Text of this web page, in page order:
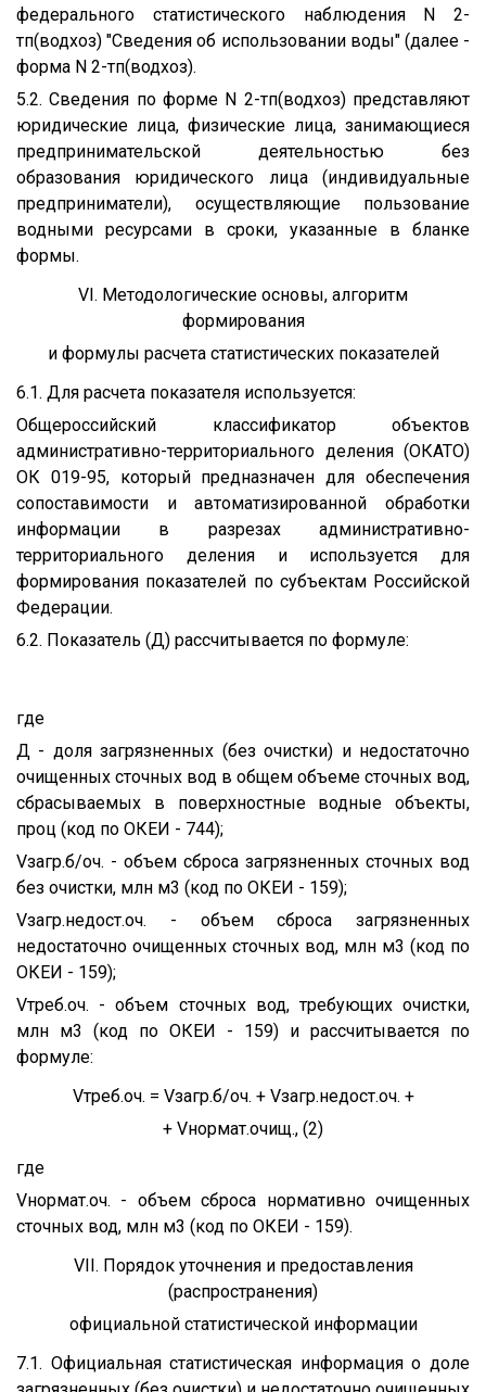
федерального статистического наблюдения N 2-
тп(водхоз) "Сведения об использовании воды" (далее -
форма N 2-тп(водхоз).
5.2. Сведения по форме N 2-тп(водхоз) представляют
юридические лица, физические лица, занимающиеся
предпринимательской деятельностью без
образования юридического лица (индивидуальные
предприниматели), осуществляющие пользование
водными ресурсами в сроки, указанные в бланке
формы.
VI. Методологические основы, алгоритм
формирования
и формулы расчета статистических показателей
6.1. Для расчета показателя используется:
Общероссийский классификатор объектов
административно-территориального деления (ОКАТО)
ОК 019-95, который предназначен для обеспечения
сопоставимости и автоматизированной обработки
информации в разрезах административно-
территориального деления и используется для
формирования показателей по субъектам Российской
Федерации.
6.2. Показатель (Д) рассчитывается по формуле:
где
Д - доля загрязненных (без очистки) и недостаточно
очищенных сточных вод в общем объеме сточных вод,
сбрасываемых в поверхностные водные объекты,
проц (код по ОКЕИ - 744);
Vзагр.б/оч. - объем сброса загрязненных сточных вод
без очистки, млн м3 (код по ОКЕИ - 159);
Vзагр.недост.оч. - объем сброса загрязненных
недостаточно очищенных сточных вод, млн м3 (код по
ОКЕИ - 159);
Vтреб.оч. - объем сточных вод, требующих очистки,
млн м3 (код по ОКЕИ - 159) и рассчитывается по
формуле:
Vтреб.оч. = Vзагр.б/оч. + Vзагр.недост.оч. +
+ Vнормат.очищ., (2)
где
Vнормат.оч. - объем сброса нормативно очищенных
сточных вод, млн м3 (код по ОКЕИ - 159).
VII. Порядок уточнения и предоставления
(распространения)
официальной статистической информации
7.1. Официальная статистическая информация о доле